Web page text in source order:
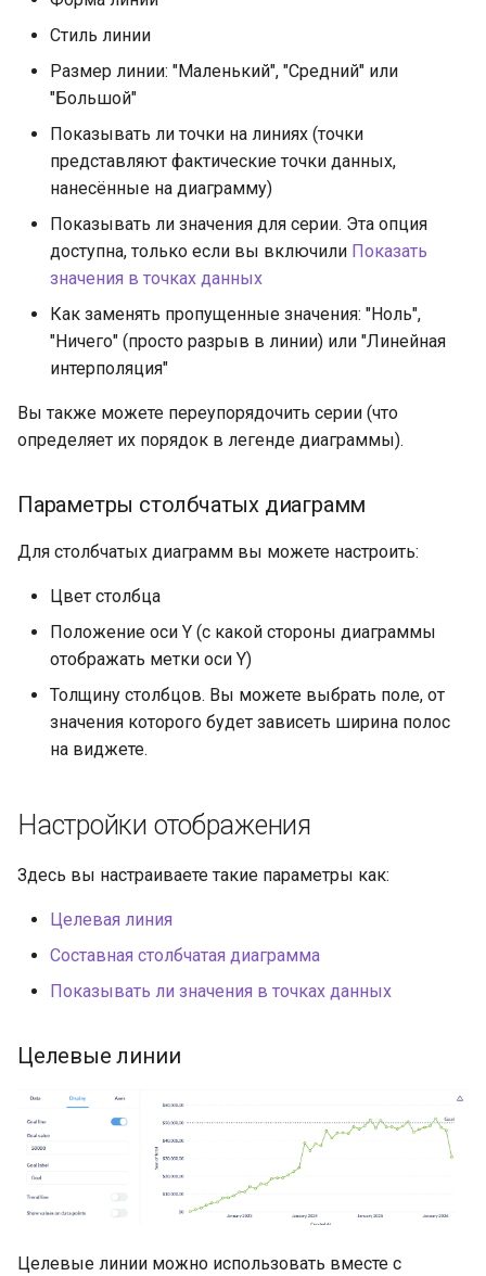
Стиль линии
Размер линии: "Маленький", "Средний" или
"Большой"
Показывать ли точки на линиях (точки
представляют фактические точки данных,
нанесённые на диаграмму)
Показывать ли значения для серии. Эта опция
доступна, только если вы включили Показать
значения в точках данных
Как заменять пропущенные значения: "Ноль",
"Ничего" (просто разрыв в линии) или "Линейная
интерполяция"
Вы также можете переупорядочить серии (что
определяет их порядок в легенде диаграммы).
Параметры столбчатых диаграмм
Для столбчатых диаграмм вы можете настроить:
Цвет столбца
Положение оси Y (с какой стороны диаграммы
отображать метки оси Y)
Толщину столбцов. Вы можете выбрать поле, от
значения которого будет зависеть ширина полос
на виджете.
Настройки отображения
Здесь вы настраиваете такие параметры как:
Целевая линия
Составная столбчатая диаграмма
Показывать ли значения в точках данных
Целевые линии
Целевые линии можно использовать вместе с